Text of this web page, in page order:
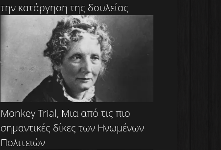
την κατάργηση της δουλείας
Monkey Trial, Μια από τις πιο
σημαντικές δίκες των Ηνωμένων
Πολιτειών